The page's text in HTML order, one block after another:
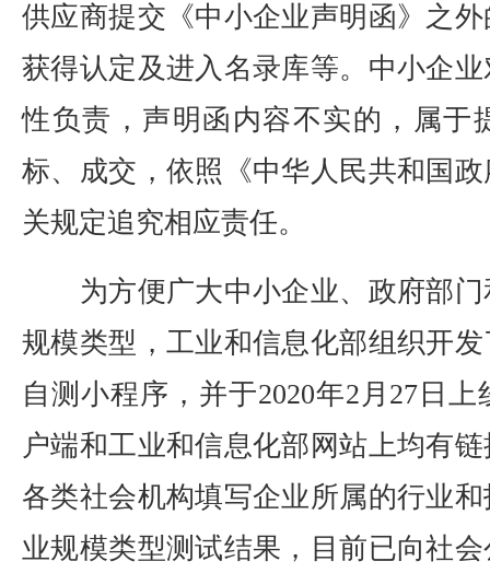
供应商提交《中小企业声明函》之
获得认定及进入名录库等。中小企
性负责，声明函内容不实的，属于
标、成交，依照《中华人民共和国
关规定追究相应责任。
为方便广大中小企业、政府部门
规模类型，工业和信息化部组织开
自测小程序，并于2020年2月27日
户端和工业和信息化部网站上均有
各类社会机构填写企业所属的行业
业规模类型测试结果，目前已向社